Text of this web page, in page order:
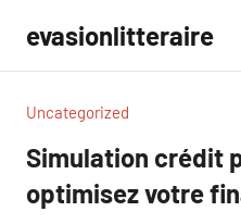
contenu
evasionlitteraire
Uncategorized
Simulation crédit
optimisez votre